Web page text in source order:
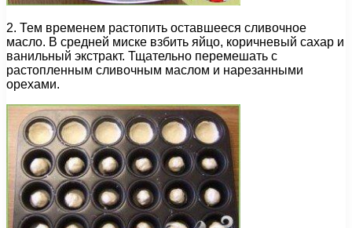
2. Тем временем растопить оставшееся сливочное
масло. В средней миске взбить яйцо, коричневый сахар и
ванильный экстракт. Тщательно перемешать с
растопленным сливочным маслом и нарезанными
орехами.